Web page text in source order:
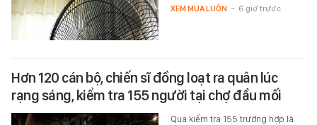
XEM MUA LUÔN - 6 giờ trước
Hơn 120 cán bộ, chiến sĩ đồng loạt ra quân lúc
rạng sáng, kiểm tra 155 người tại chợ đầu mối
Qua kiểm tra 155 trường hợp là